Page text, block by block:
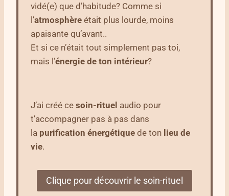
vidé(e) que d’habitude? Comme si
l’atmosphère était plus lourde, moins
apaisante qu’avant..
Et si ce n’était tout simplement pas toi,
mais l’énergie de ton intérieur?
J’ai créé ce soin-rituel audio pour
t’accompagner pas à pas dans
la purification énergétique de ton lieu de
vie.
Clique pour découvrir le soin-rituel